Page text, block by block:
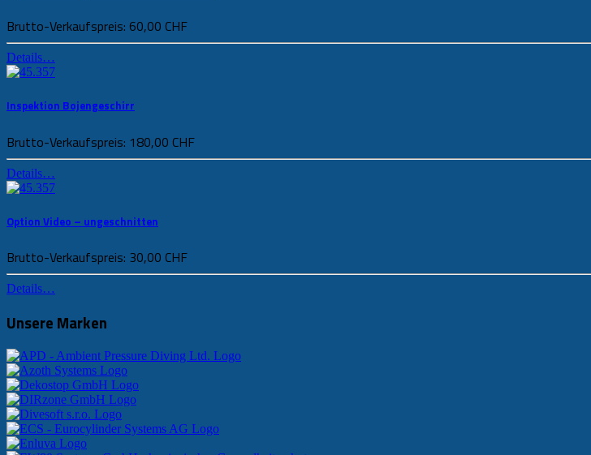
Brutto-Verkaufspreis: 60,00 CHF
Details…
Inspektion Bojengeschirr
Brutto-Verkaufspreis: 180,00 CHF
Details…
Option Video – ungeschnitten
Brutto-Verkaufspreis: 30,00 CHF
Details…
Unsere Marken